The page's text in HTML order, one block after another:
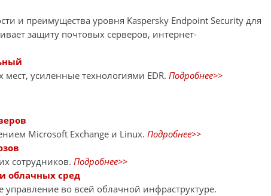
и преимущества уровня Kaspersky Endpoint Security для
защиту почтовых серверов, интернет-
усиленные технологиями EDR. Подробнее>>
Microsoft Exchange и Linux. Подробнее>>
сотрудников. Подробнее>>
облачных сред
во всей облачной инфраструктуре.